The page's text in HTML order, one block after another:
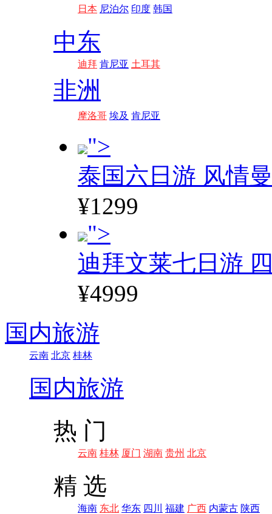
日本 尼泊尔 印度 韩国
中东
迪拜 肯尼亚 土耳其
非洲
摩洛哥 埃及 肯尼亚
">
泰国六日游 风情
¥1299
">
迪拜文莱七日游
¥4999
国内旅游
云南 北京 桂林
国内旅游
热 门
云南 桂林 厦门 湖南 贵州 北京
精 选
海南 东北 华东 四川 福建 广西 内蒙古 陕西